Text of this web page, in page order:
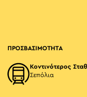
ΠΡΟΣΒΑΣΙΜΟΤΗΤΑ
Κοντινότερος
Σεπόλια